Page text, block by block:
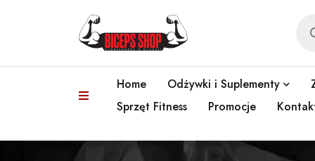
Home Odżywki i Suplementy
Sprzęt Fitness
Promocje